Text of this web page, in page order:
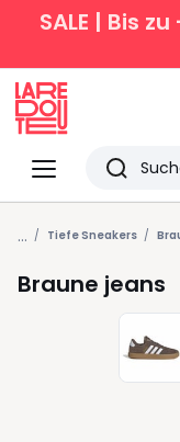
SALE | Bis
Menü
Redoute
Suchen
Zuletzt
Artikel
... Tiefe Sneakers
Braune jeans